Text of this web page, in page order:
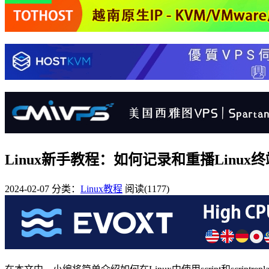
Linux新手教程：如何记录和重播Linux终
2024-02-07 分类： Linux教程 阅读(1177)